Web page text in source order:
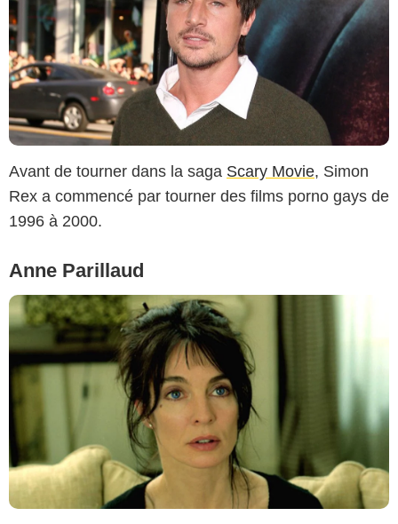
Avant de tourner dans la saga Scary Movie, Simon
Rex a commencé par tourner des films porno gays de
1996 à 2000.
Anne Parillaud